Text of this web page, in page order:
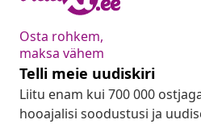
Osta rohkem,
maksa vähem
Telli meie uudiskiri
Liitu enam kui 700 000
hooajalisi soodustusi ja